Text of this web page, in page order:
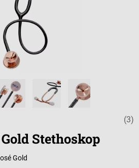
(3)
Stethoskop
Gold